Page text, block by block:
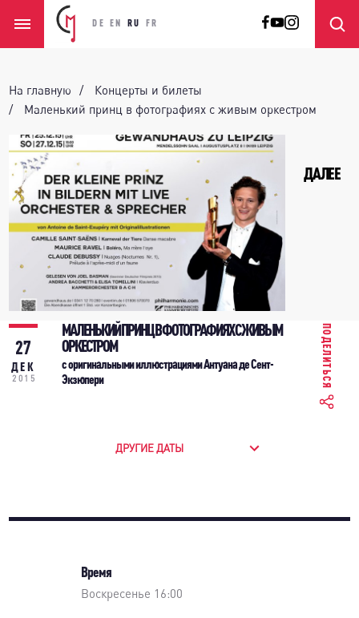
DE EN RU FR
На главную
Концерты и билеты
Маленький принц в фотографиях с живым оркестром
27
ДЕК
2015
МАЛЕНЬКИЙ ПРИНЦ В ФОТОГРАФИЯХ С ЖИВЫМ
ОРКЕСТРОМ
с оригинальными иллюстрациями Антуана де Сент-
Экзюпери
ПОДЕЛИТЬСЯ
ДРУГИЕ ДАТЫ
ДАЛЕЕ
Время
Воскресенье 16:00